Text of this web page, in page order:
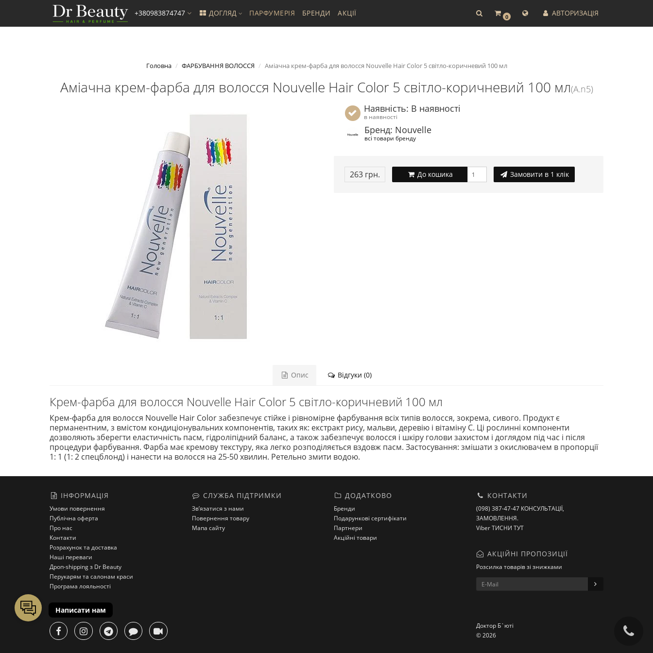
0 АВТОРИЗАЦІЯ
+380983874747 ДОГЛЯД ПАРФУМЕРІЯ БРЕНДИ АКЦІЇ
Головна ФАРБУВАННЯ ВОЛОССЯ Аміачна крем-фарба для волосся Nouvelle Hair Color 5 світло-коричневий 100 мл
Аміачна крем-фарба для волосся Nouvelle Hair Color 5 світло-коричневий 100 мл(A.n5)
Наявність: В наявності
в наявності
Бренд: Nouvelle
всі товари бренду
263 грн. До кошика Замовити в 1 клік
Опис Відгуки (0)
Крем-фарба для волосся Nouvelle Hair Color 5 світло-коричневий 100 мл
Крем-фарба для волосся Nouvelle Hair Color забезпечує стійке і рівномірне фарбування всіх типів волосся, зокрема, сивого. Продукт є
перманентним, з вмістом кондиціонувальних компонентів, таких як: екстракт рису, мальви, деревію і вітаміну С. Ці рослинні компоненти
дозволяють зберегти еластичність пасм, гідроліпідний баланс, а також забезпечує волосся і шкіру голови захистом і доглядом під час і після
процедури фарбування. Фарба має кремову текстуру, яка легко розподіляється вздовж пасм. Застосування: змішати з окислювачем в пропорції
1: 1 (1: 2 спецблонд) і нанести на волосся на 25-50 хвилин. Ретельно змити водою.
ІНФОРМАЦІЯ
Умови повернення
Публічна оферта
Про нас
Контакти
Розрахунок та доставка
Наші переваги
Дроп-shipping з Dr Beauty
Перукарям та салонам краси
Програма лояльності
СЛУЖБА ПІДТРИМКИ
Зв’язатися з нами
Повернення товару
Мапа сайту
ДОДАТКОВО
Бренди
Подарункові сертифікати
Партнери
Акційні товари
КОНТАКТИ
(098) 387-47-47 КОНСУЛЬТАЦІЇ,
ЗАМОВЛЕННЯ.
Viber ТИСНИ ТУТ
АКЦІЙНІ ПРОПОЗИЦІЇ
Розсилка товарів зі знижками
Доктор Б`юті
© 2026